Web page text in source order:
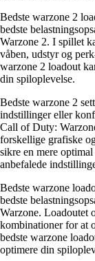
Bedste warzone 2
bedste
Warzone 2. I spillet
våben, udstyr og
warzone 2 loadout
din spiloplevelse.
Bedste warzone 2
indstillinger eller
Call of Duty:
forskellige grafiske
sikre en mere
anbefalede
Bedste warzone
bedste
Warzone. Loadoutet
kombinationer for at
bedste warzone
optimere din